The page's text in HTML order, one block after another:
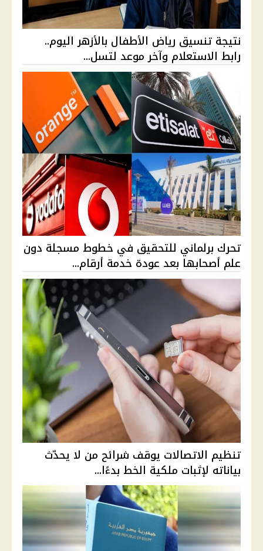
نتيجة تنسيق رياض الأطفال بالأزهر اليوم..
رابط الاستعلام وآخر موعد لتسل...
تحرك برلماني للتحقيق في خطوط مسجلة دون
علم أصحابها بعد عودة خدمة أرقام...
تنظيم الاتصالات يوقف شرائح من لا يحدّث
بياناته لإثبات ملكية الخط بدءًا...